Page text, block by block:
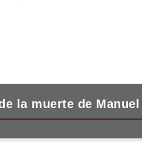
la muerte de Manuel